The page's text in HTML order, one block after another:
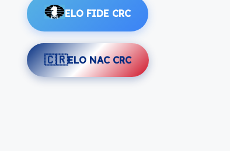
ELO FIDE CRC
🇨🇷ELO NAC CRC